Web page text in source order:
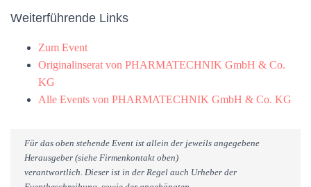
Weiterführende Links
Zum Event
Originalinserat von PHARMATECHNIK GmbH & Co.
KG
Alle Events von PHARMATECHNIK GmbH & Co. KG
Für das oben stehende Event ist allein der jeweils angegebene
Herausgeber (siehe Firmenkontakt oben)
verantwortlich. Dieser ist in der Regel auch Urheber der